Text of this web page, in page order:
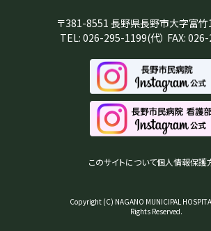
〒381-8551 長野県長野市大字富
TEL: 026-295-1199(代） FAX:
Copyright (C) NAGANO MUNICIPAL
Rights Reserved.
このサイトについて個人情報保護